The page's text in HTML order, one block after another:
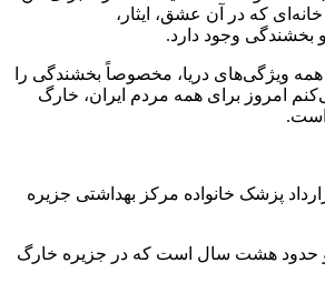
که در آن عشق، ایثار،
بخشندگی وجود دارد.
ویژگی‌های دریا، مخصوصاً بخشندگی را
امروز برای همه مردم ایران، خارگ
است.
پزشک خانواده مرکز بهداشتی جزیره
و حدود هشت سال است که در جزیره خارگ